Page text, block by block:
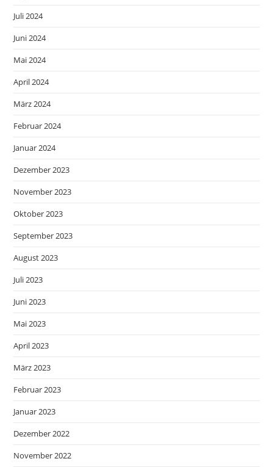
Juli 2024
Juni 2024
Mai 2024
April 2024
März 2024
Februar 2024
Januar 2024
Dezember 2023
November 2023
Oktober 2023
September 2023
August 2023
Juli 2023
Juni 2023
Mai 2023
April 2023
März 2023
Februar 2023
Januar 2023
Dezember 2022
November 2022